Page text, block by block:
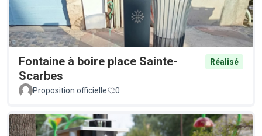
Fontaine à boire place Sainte-
Scarbes
Réalisé
Proposition officielle 0